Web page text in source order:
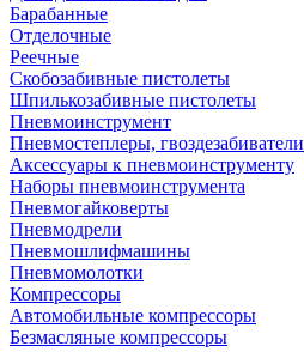
Барабанные
Отделочные
Реечные
Скобозабивные пистолеты
Шпилькозабивные пистолеты
Пневмоинструмент
Пневмостеплеры, гвоздезабиватели
Аксессуары к пневмоинструменту
Наборы пневмоинструмента
Пневмогайковерты
Пневмодрели
Пневмошлифмашины
Пневмомолотки
Компрессоры
Автомобильные компрессоры
Безмасляные компрессоры